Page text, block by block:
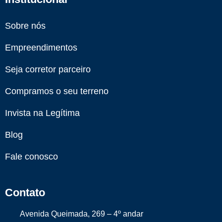
Sobre nós
Empreendimentos
Seja corretor parceiro
Compramos o seu terreno
Invista na Legítima
Blog
Fale conosco
Contato
Avenida Queimada, 269 – 4º andar